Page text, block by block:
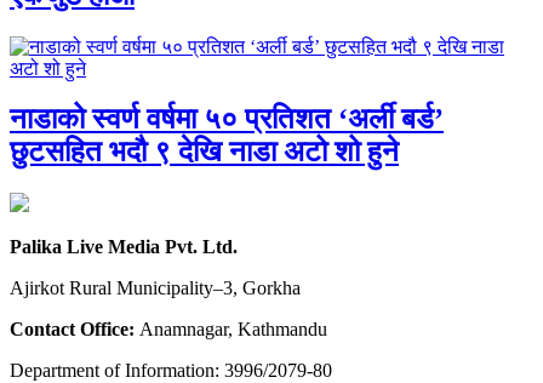
नाडाको स्वर्ण वर्षमा ५० प्रतिशत ‘अर्ली बर्ड’
छुटसहित भदौ ९ देखि नाडा अटो शो हुने
Palika Live Media Pvt. Ltd.
Ajirkot Rural Municipality–3, Gorkha
Contact Office: Anamnagar, Kathmandu
Department of Information: 3996/2079-80